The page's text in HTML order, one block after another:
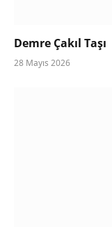
Demre Çakıl Taşı
28 Mayıs 2026